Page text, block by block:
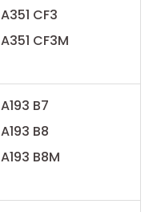
A351 CF3
A351 CF3M
A193 B7
A193 B8
A193 B8M